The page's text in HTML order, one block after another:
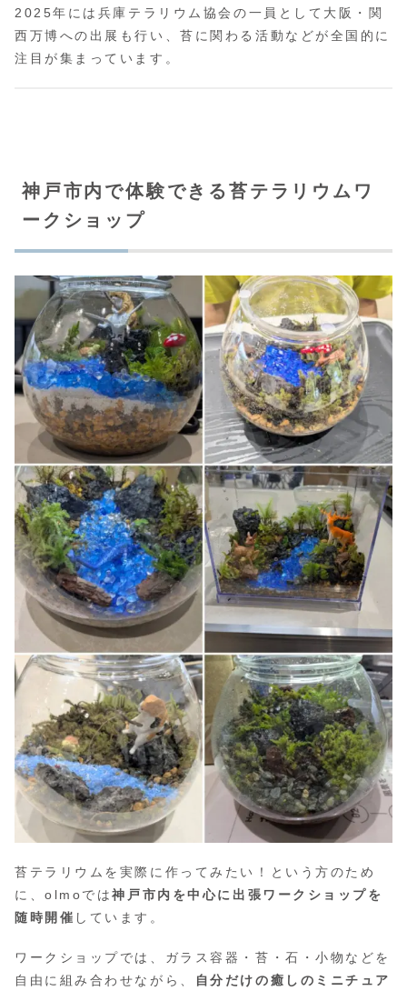
2025年には兵庫テラリウム協会の一員として大阪・関
西万博への出展も行い、苔に関わる活動などが全国的に
注目が集まっています。
神戸市内で体験できる苔テラリウムワ
ークショップ
苔テラリウムを実際に作ってみたい！という方のため
に、olmoでは神戸市内を中心に出張ワークショップを
随時開催 しています。
ワークショップでは、ガラス容器・苔・石・小物などを
自由に組み合わせながら、
自分だけの癒しのミニチュア